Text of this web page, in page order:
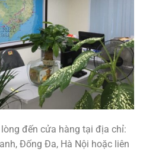
đến cửa hàng tại địa chỉ:
Đống Đa, Hà Nội hoặc liên